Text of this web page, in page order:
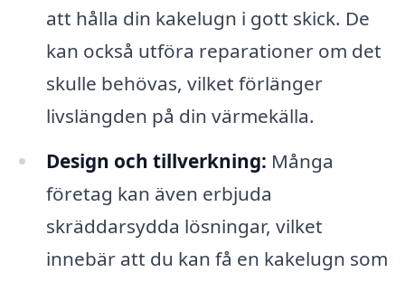
att hålla din kakelugn i gott skick. De
kan också utföra reparationer om det
skulle behövas, vilket förlänger
livslängden på din värmekälla.
Design och tillverkning: Många
företag kan även erbjuda
skräddarsydda lösningar, vilket
innebär att du kan få en kakelugn som